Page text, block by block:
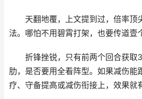
天翻地覆，上文提到过，倍率顶
法。哪怕不用碧霄打架，也要传道壹
折锋挫锐，只有前两个回合获取
肋，是否要用全看阵型。如果减伤能
疗、守备提高或减伤衔接上，效果就